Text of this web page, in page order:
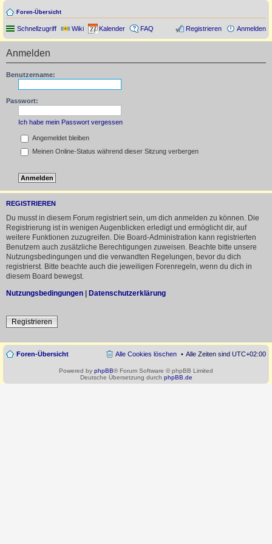
Foren-Übersicht
Schnellzugriff Wiki Kalender FAQ Anmelden
Registrieren
Anmelden
Benutzername:
Passwort:
Ich habe mein Passwort vergessen
Angemeldet bleiben
Meinen Online-Status während dieser Sitzung verbergen
REGISTRIEREN
Du musst in diesem Forum registriert sein, um dich anmelden zu können. Die
Registrierung ist in wenigen Augenblicken erledigt und ermöglicht dir, auf
weitere Funktionen zuzugreifen. Die Board-Administration kann registrierten
Benutzern auch zusätzliche Berechtigungen zuweisen. Beachte bitte unsere
Nutzungsbedingungen und die verwandten Regelungen, bevor du dich
registrierst. Bitte beachte auch die jeweiligen Forenregeln, wenn du dich in
diesem Board bewegst.
Nutzungsbedingungen | Datenschutzerklärung
Registrieren
Foren-Übersicht Alle Zeiten sind UTC+02:00
Alle Cookies löschen
Powered by phpBB® Forum Software © phpBB Limited
Deutsche Übersetzung durch phpBB.de